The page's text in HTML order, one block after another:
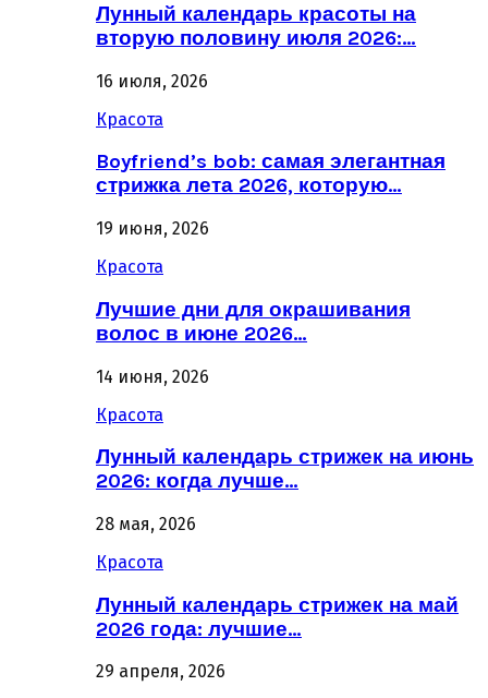
Лунный календарь красоты на
вторую половину июля 2026:…
16 июля, 2026
Красота
Boyfriend’s bob: самая элегантная
стрижка лета 2026, которую…
19 июня, 2026
Красота
Лучшие дни для окрашивания
волос в июне 2026…
14 июня, 2026
Красота
Лунный календарь стрижек на июнь
2026: когда лучше…
28 мая, 2026
Красота
Лунный календарь стрижек на май
2026 года: лучшие…
29 апреля, 2026